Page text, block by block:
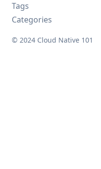
Tags
Categories
© 2024 Cloud Native 101